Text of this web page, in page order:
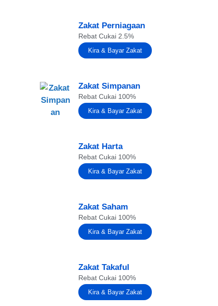
Zakat Perniagaan
Rebat Cukai 2.5%
Kira & Bayar Zakat
Zakat Simpanan
Rebat Cukai 100%
Kira & Bayar Zakat
Zakat Harta
Rebat Cukai 100%
Kira & Bayar Zakat
Zakat Saham
Rebat Cukai 100%
Kira & Bayar Zakat
Zakat Takaful
Rebat Cukai 100%
Kira & Bayar Zakat